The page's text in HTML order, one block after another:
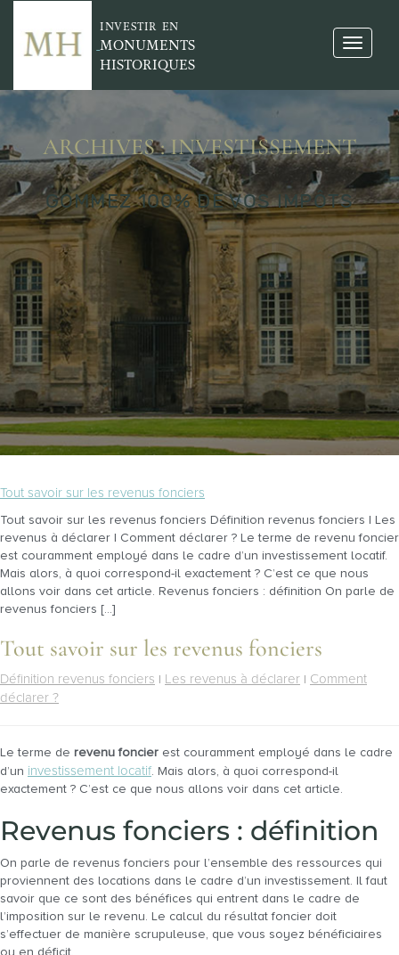
INVESTIR EN
MONUMENTS
HISTORIQUES
ARCHIVES : INVESTISSEMENT
GOMMEZ 100% DE VOS IMPÔTS
Tout savoir sur les revenus fonciers
Tout savoir sur les revenus fonciers Définition revenus fonciers | Les
revenus à déclarer | Comment déclarer ? Le terme de revenu foncier
est couramment employé dans le cadre d’un investissement locatif.
Mais alors, à quoi correspond-il exactement ? C’est ce que nous
allons voir dans cet article. Revenus fonciers : définition On parle de
revenus fonciers […]
Tout savoir sur les revenus fonciers
Définition revenus fonciers | Les revenus à déclarer | Comment
déclarer ?
Le terme de revenu foncier est couramment employé dans le cadre
d’un investissement locatif. Mais alors, à quoi correspond-il
exactement ? C’est ce que nous allons voir dans cet article.
Revenus fonciers : définition
On parle de revenus fonciers pour l’ensemble des ressources qui
proviennent des locations dans le cadre d’un investissement. Il faut
savoir que ce sont des bénéfices qui entrent dans le cadre de
l’imposition sur le revenu. Le calcul du résultat foncier doit
s’effectuer de manière scrupuleuse, que vous soyez bénéficiaires
ou en déficit.